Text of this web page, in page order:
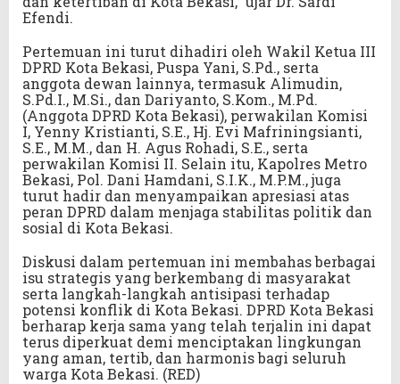
Efendi.
Pertemuan ini turut dihadiri oleh Wakil Ketua III
DPRD Kota Bekasi, Puspa Yani, S.Pd., serta
anggota dewan lainnya, termasuk Alimudin,
S.Pd.I., M.Si., dan Dariyanto, S.Kom., M.Pd.
(Anggota DPRD Kota Bekasi), perwakilan Komisi
I, Yenny Kristianti, S.E., Hj. Evi Mafriningsianti,
S.E., M.M., dan H. Agus Rohadi, S.E., serta
perwakilan Komisi II. Selain itu, Kapolres Metro
Bekasi, Pol. Dani Hamdani, S.I.K., M.P.M., juga
turut hadir dan menyampaikan apresiasi atas
peran DPRD dalam menjaga stabilitas politik dan
sosial di Kota Bekasi.
Diskusi dalam pertemuan ini membahas berbagai
isu strategis yang berkembang di masyarakat
serta langkah-langkah antisipasi terhadap
potensi konflik di Kota Bekasi. DPRD Kota Bekasi
berharap kerja sama yang telah terjalin ini dapat
terus diperkuat demi menciptakan lingkungan
yang aman, tertib, dan harmonis bagi seluruh
warga Kota Bekasi. (RED)